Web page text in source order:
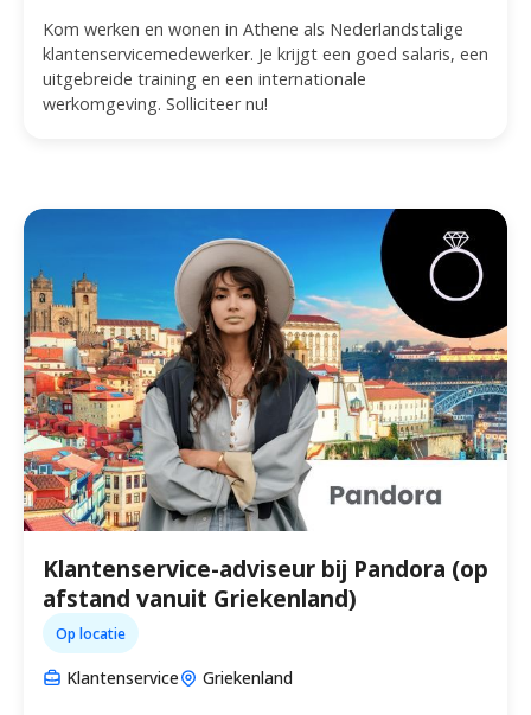
Kom werken en wonen in Athene als Nederlandstalige
klantenservicemedewerker. Je krijgt een goed salaris, een
uitgebreide training en een internationale
werkomgeving. Solliciteer nu!
Klantenservice-adviseur bij Pandora (op
afstand vanuit Griekenland)
Op locatie
Klantenservice Griekenland